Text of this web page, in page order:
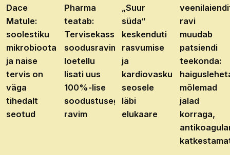
Dace
Matule:
soolestiku
mikrobioota
ja naise
tervis on
väga
tihedalt
seotud
Pharma
teatab:
Tervisekassa
soodusravimite
loetellu
lisati uus
100%-lise
soodustusega
ravim
„Suur
süda“
keskenduti
rasvumise
ja
kardiovaskulaarhaiguste
seosele
läbi
elukaare
ravi
muudab
patsiendi
teekonda:
mõlemad
jalad
korraga,